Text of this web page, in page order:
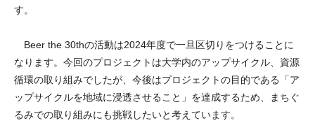
す。
Beer the 30thの活動は2024年度で一旦区切りをつけることに
なります。今回のプロジェクトは大学内のアップサイクル、資源
循環の取り組みでしたが、今後はプロジェクトの目的である「ア
ップサイクルを地域に浸透させること」を達成するため、まちぐ
るみでの取り組みにも挑戦したいと考えています。